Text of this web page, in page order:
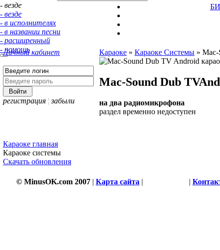
- везде
- везде
- в исполнителях
- в названии песни
- расширенный
- помощь
Личный кабинет
регистрация ¦ забыли
Караоке главная
Караоке системы
Скачать обновления
Караоке » Караоке Системы »
Mac-Sound Dub TV
на два радиомикрофона
раздел временно недоступен
© MinusOK.com 2007 | Карта сайта | |